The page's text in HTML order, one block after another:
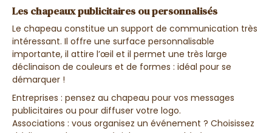
Les chapeaux publicitaires ou personnalisés
Le chapeau constitue un support de communication très
intéressant. Il offre une surface personnalisable
importante, il attire l’œil et il permet une très large
déclinaison de couleurs et de formes : idéal pour se
démarquer !
Entreprises : pensez au chapeau pour vos messages
publicitaires ou pour diffuser votre logo.
Associations : vous organisez un événement ? Choisissez